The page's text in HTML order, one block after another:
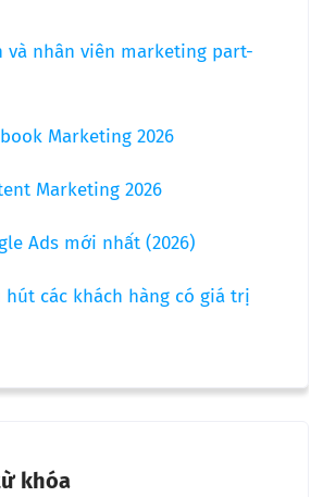
và nhân viên marketing part-
Marketing 2026
Marketing 2026
Ads mới nhất (2026)
hút các khách hàng có giá trị
khóa